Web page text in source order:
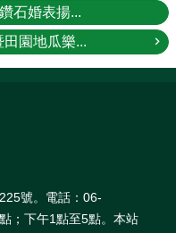
石婚表揚...
園地瓜樂...
號。電話：06-
；下午1點至5點。本站